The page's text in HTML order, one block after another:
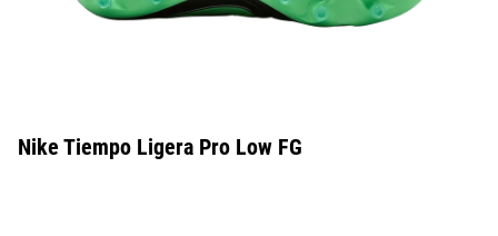
Nike Tiempo Ligera Pro Low FG